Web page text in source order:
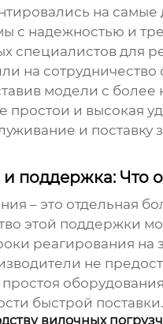
на
с надежностью и
специалистов для
на
модели с
простои и высокая
и
поддержка: Что
– это отдельная
этой поддержки
реагирования на
не
быстрой поставки.
вилочных